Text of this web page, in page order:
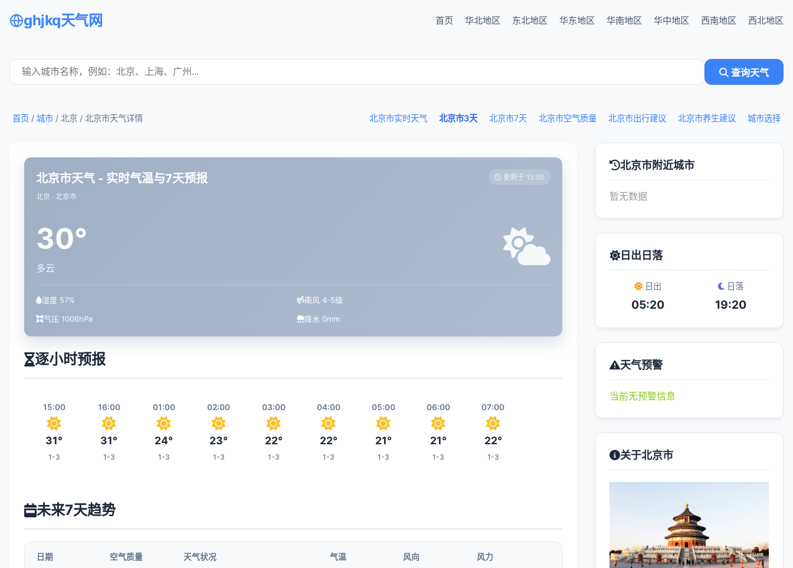
ghjkq天气网 首页 华北地区 东北地区 华东地区 华南地区 华中地区 西南地区 西北地区
查询天气
北京市实时天气 北京市3天 北京市7天 北京市空气质量 北京市出行建议 北京市养生建议 城市选择
首页 / 城市 / 北京 / 北京市天气详情
北京市天气 - 实时气温与7天预报
北京 · 北京市
更新于 15:50
30°
多云
湿度 57%
南风 4-5级
气压 1006hPa
降水 0mm
逐小时预报
15:00
31°
1-3
16:00
31°
1-3
01:00
24°
1-3
02:00
23°
1-3
03:00
22°
1-3
04:00
22°
1-3
05:00
21°
1-3
06:00
21°
1-3
07:00
22°
1-3
1-3 1-3 1-3 1-3 1-3 1-3 1-3 1-3 1-3
未来7天趋势
日期 空气质量 天气状况 气温 风向 风力
北京市附近城市
暂无数据
日出日落
日出
05:20
日落
19:20
天气预警
当前无预警信息
关于北京市